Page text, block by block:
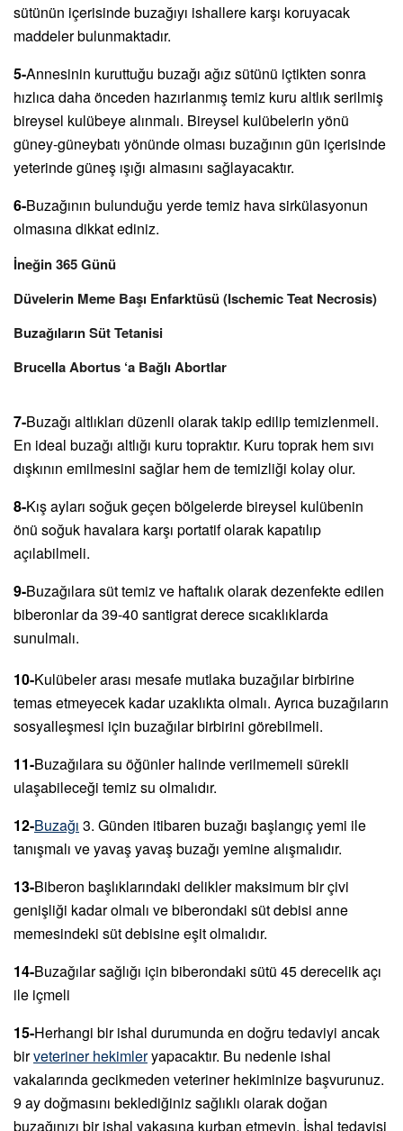
sütünün içerisinde buzağıyı ishallere karşı koruyacak
maddeler bulunmaktadır.
5-Annesinin kuruttuğu buzağı ağız sütünü içtikten sonra
hızlıca daha önceden hazırlanmış temiz kuru altlık serilmiş
bireysel kulübeye alınmalı. Bireysel kulübelerin yönü
güney-güneybatı yönünde olması buzağının gün içerisinde
yeterinde güneş ışığı almasını sağlayacaktır.
6-Buzağının bulunduğu yerde temiz hava sirkülasyonun
olmasına dikkat ediniz.
İneğin 365 Günü
Düvelerin Meme Başı Enfarktüsü (Ischemic Teat Necrosis)
Buzağıların Süt Tetanisi
Brucella Abortus ‘a Bağlı Abortlar
7-Buzağı altlıkları düzenli olarak takip edilip temizlenmeli.
En ideal buzağı altlığı kuru topraktır. Kuru toprak hem sıvı
dışkının emilmesini sağlar hem de temizliği kolay olur.
8-Kış ayları soğuk geçen bölgelerde bireysel kulübenin
önü soğuk havalara karşı portatif olarak kapatılıp
açılabilmeli.
9-Buzağılara süt temiz ve haftalık olarak dezenfekte edilen
biberonlar da 39-40 santigrat derece sıcaklıklarda
sunulmalı.
10-Kulübeler arası mesafe mutlaka buzağılar birbirine
temas etmeyecek kadar uzaklıkta olmalı. Ayrıca buzağıların
sosyalleşmesi için buzağılar birbirini görebilmeli.
11-Buzağılara su öğünler halinde verilmemeli sürekli
ulaşabileceği temiz su olmalıdır.
12-Buzağı 3. Günden itibaren buzağı başlangıç yemi ile
tanışmalı ve yavaş yavaş buzağı yemine alışmalıdır.
13-Biberon başlıklarındaki delikler maksimum bir çivi
genişliği kadar olmalı ve biberondaki süt debisi anne
memesindeki süt debisine eşit olmalıdır.
14-Buzağılar sağlığı için biberondaki sütü 45 derecelik açı
ile içmeli
15-Herhangi bir ishal durumunda en doğru tedaviyi ancak
birveteriner hekimleryapacaktır. Bu nedenle ishal
vakalarında gecikmeden veteriner hekiminize başvurunuz.
9 ay doğmasını beklediğiniz sağlıklı olarak doğan
buzağınızı bir ishal vakasına kurban etmeyin. İshal tedavisi